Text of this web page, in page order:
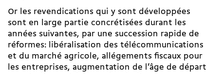
Or les revendications qui y sont développées
sont en large partie concrétisées durant les
années suivantes, par une succession rapide de
réformes: libéralisation des télécommunications
et du marché agricole, allégements fiscaux pour
les entreprises, augmentation de l’âge de départ